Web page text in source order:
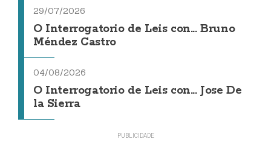
29/07/2026
O Interrogatorio de Leis con... Bruno
Méndez Castro
04/08/2026
O Interrogatorio de Leis con... Jose De
la Sierra